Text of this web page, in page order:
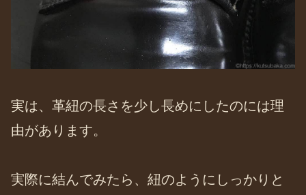
実は、革紐の長さを少し長めにしたのには理
由があります。
実際に結んでみたら、紐のようにしっかりと